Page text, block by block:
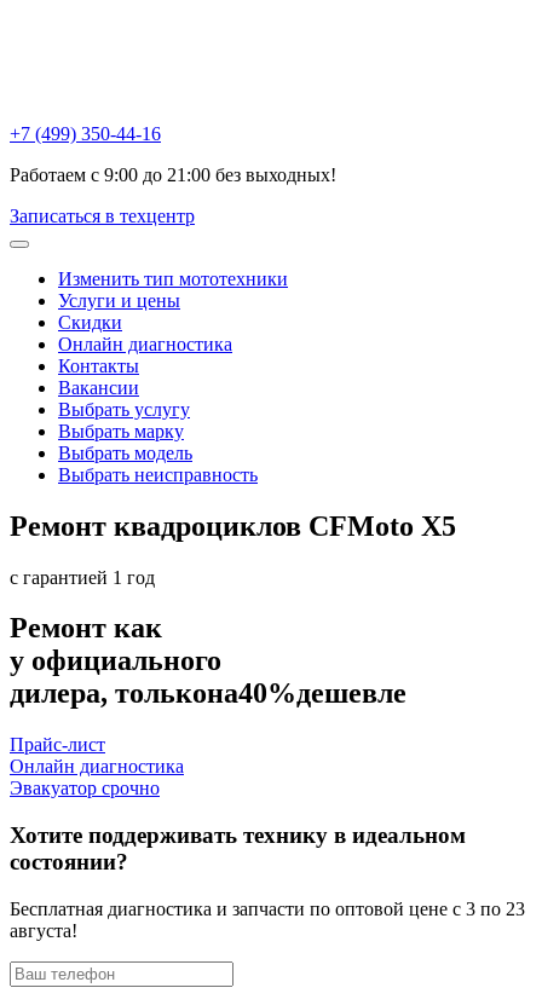
+7 (499) 350-44-16
Работаем с 9:00 до 21:00 без выходных!
Записаться в техцентр
Изменить тип мототехники
Услуги и цены
Скидки
Онлайн диагностика
Контакты
Вакансии
Выбрать услугу
Выбрать марку
Выбрать модель
Выбрать неисправность
Ремонт квадроциклов CFMoto X5
с гарантией 1 год
Ремонт как
у официального
дилера, толькона40%дешевле
Прайс-лист
Онлайн диагностика
Эвакуатор срочно
Хотите поддерживать технику в идеальном
состоянии?
Бесплатная диагностика и запчасти по оптовой цене с 3 по 23
августа!